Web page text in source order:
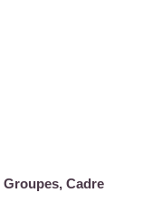
Groupes, Cadre